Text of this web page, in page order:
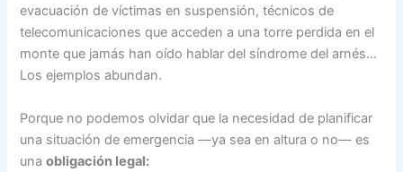
evacuación de víctimas en suspensión, técnicos de
telecomunicaciones que acceden a una torre perdida en el
monte que jamás han oído hablar del síndrome del arnés…
Los ejemplos abundan.
Porque no podemos olvidar que la necesidad de planificar
una situación de emergencia —ya sea en altura o no— es
unaobligación legal: